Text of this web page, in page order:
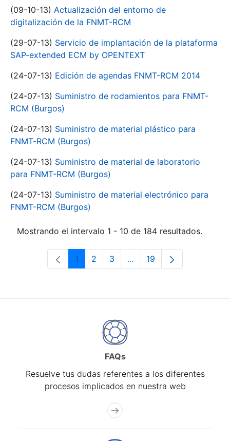
(09-10-13) Actualización del entorno de
digitalización de la FNMT-RCM
(29-07-13) Servicio de implantación de la plataforma
SAP-extended ECM by OPENTEXT
(24-07-13) Edición de agendas FNMT-RCM 2014
(24-07-13) Suministro de rodamientos para FNMT-
RCM (Burgos)
(24-07-13) Suministro de material plástico para
FNMT-RCM (Burgos)
(24-07-13) Suministro de material de laboratorio
para FNMT-RCM (Burgos)
(24-07-13) Suministro de material electrónico para
FNMT-RCM (Burgos)
Mostrando el intervalo 1 - 10 de 184 resultados.
Página
1 Página
2 Página
3 ...Páginas intermedias Use
Página
19
FAQs
Resuelve tus dudas referentes a los diferentes
procesos implicados en nuestra web